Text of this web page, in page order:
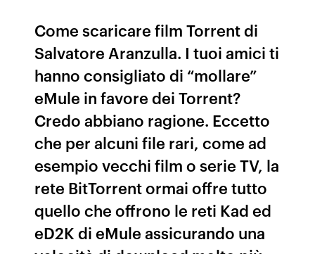
Come scaricare film Torrent di
Salvatore Aranzulla. I tuoi amici ti
hanno consigliato di “mollare”
eMule in favore dei Torrent?
Credo abbiano ragione. Eccetto
che per alcuni file rari, come ad
esempio vecchi film o serie TV, la
rete BitTorrent ormai offre tutto
quello che offrono le reti Kad ed
eD2K di eMule assicurando una